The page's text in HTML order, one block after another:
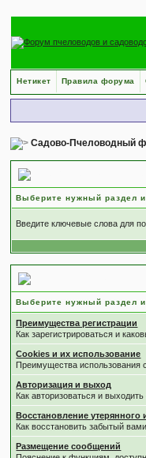
Нетикет Правила форума
Садово-Пчеловодный
Выберите нужный раздел
Введите ключевые слова для
Выберите нужный раздел
Преимущества регистрации
Как зарегистрироваться и
Cookies и их использование
Преимущества использования
Авторизация и выход
Как авторизоваться и
Восстановление утерянного
Как восстановить забытый
Размещение сообщений